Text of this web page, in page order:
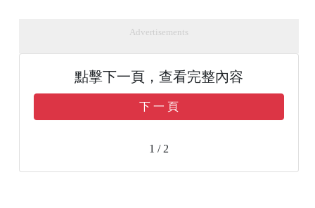
Advertisements
點擊下一頁，查看完整內容
下 一 頁
1 / 2